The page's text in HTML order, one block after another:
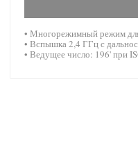
• Многорежимный режим
• Вспышка 2,4 ГГц с
• Ведущее число: 196' при